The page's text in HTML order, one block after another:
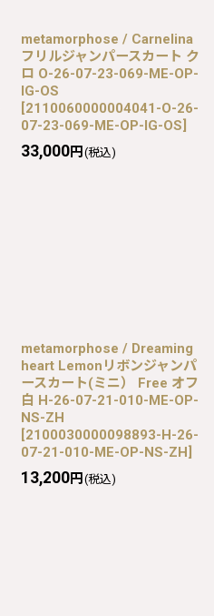
metamorphose / Carnelina
フリルジャンパースカート ク
ロ O-26-07-23-069-ME-OP-
IG-OS
[2110060000004041-O-26-
07-23-069-ME-OP-IG-OS]
33,000円 (税込)
metamorphose / Dreaming
heart Lemonリボンジャンパ
ースカート(ミニ） Free オフ
白 H-26-07-21-010-ME-OP-
NS-ZH
[2100030000098893-H-26-
07-21-010-ME-OP-NS-ZH]
13,200円 (税込)